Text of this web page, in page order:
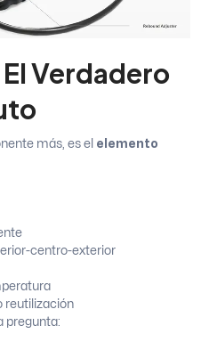
Verdadero
más, es el elemento
centro-exterior
reutilización
pregunta: